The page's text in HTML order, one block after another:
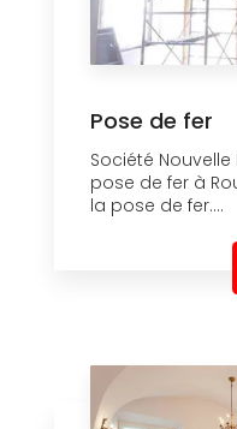
Pose de fer
Société Nouvelle
pose de fer à
la pose de fer....